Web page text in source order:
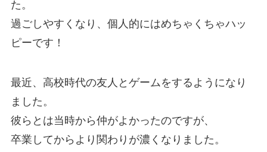
た。
過ごしやすくなり、個人的にはめちゃくちゃハッ
ピーです！
最近、高校時代の友人とゲームをするようになり
ました。
彼らとは当時から仲がよかったのですが、
卒業してからより関わりが濃くなりました。